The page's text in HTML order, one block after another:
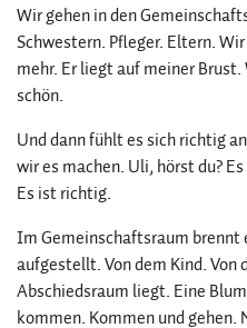
Wir gehen in den
Schwestern. Pfleger. Eltern.
mehr. Er liegt auf meiner
schön.
Und dann fühlt es sich richtig
wir es machen. Uli, hörst du?
Es ist richtig.
Im Gemeinschaftsraum brennt
aufgestellt. Von dem Kind. Von
Abschiedsraum liegt. Eine
kommen. Kommen und gehen.